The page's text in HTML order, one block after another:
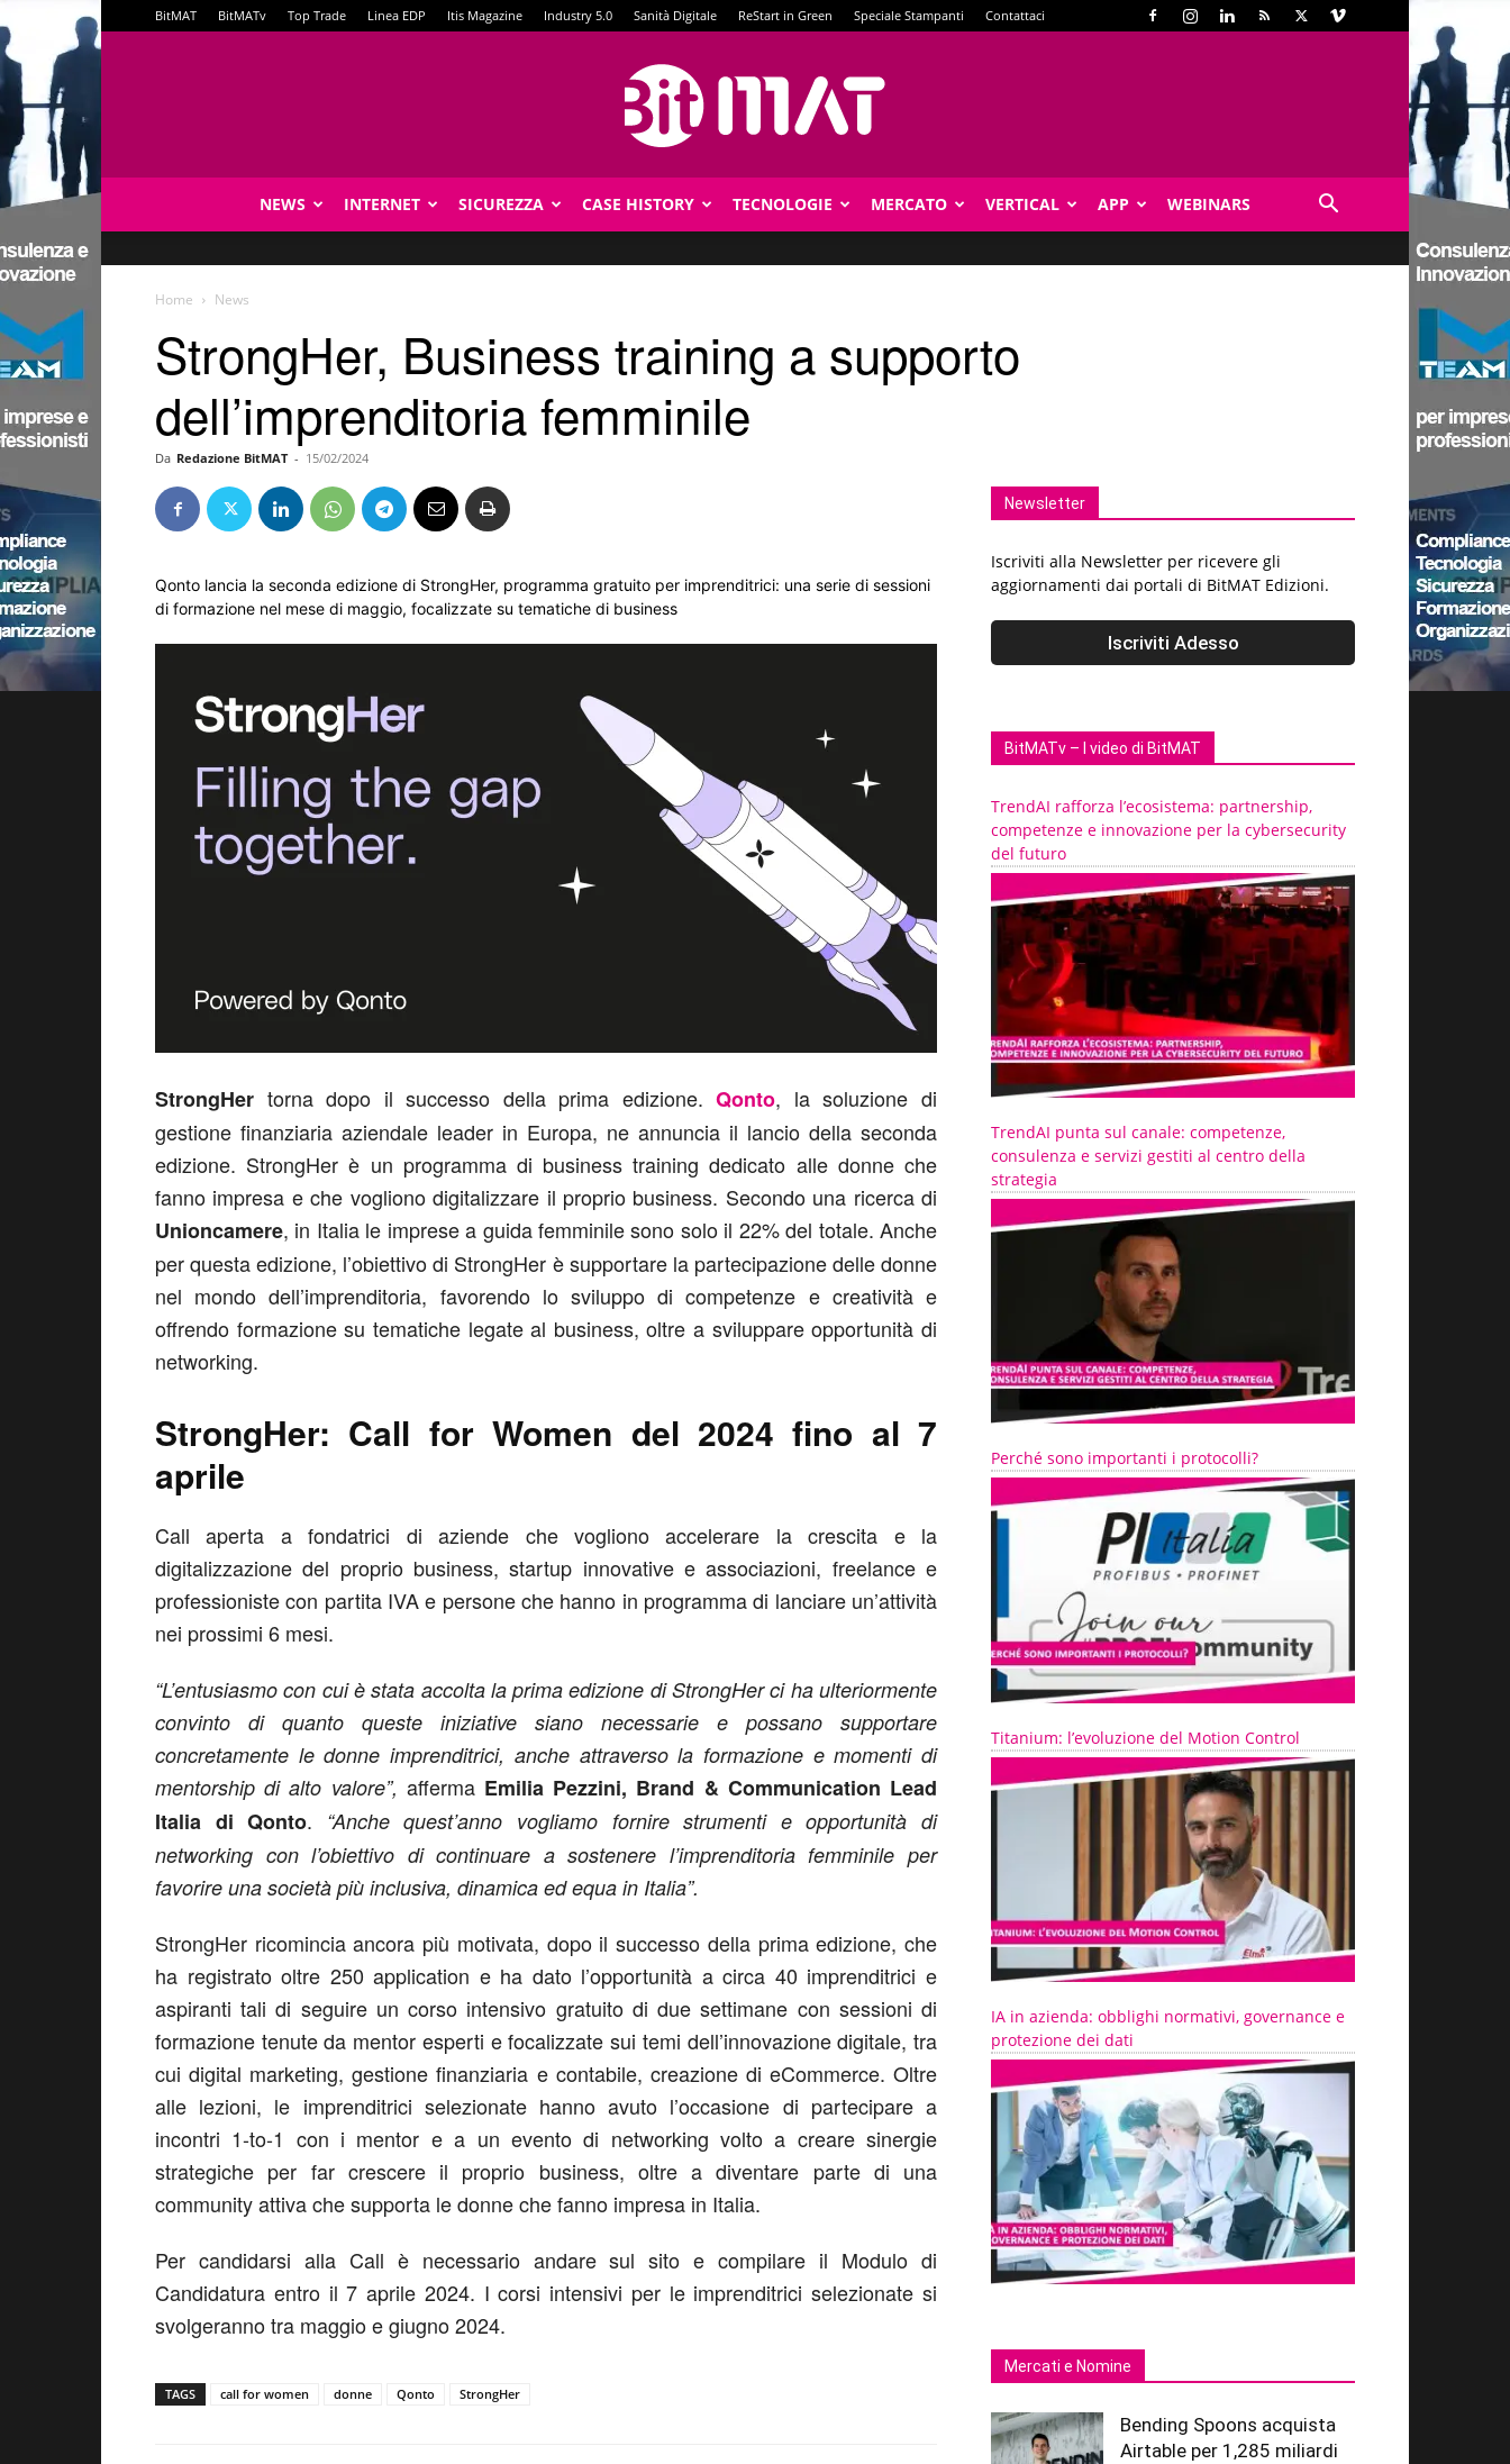
BitMAT BitMATv Top Trade Linea EDP Itis Magazine Industry 5.0 Sanità Digitale ReStart in Green Speciale Stampanti Contattaci
NEWS INTERNET SICUREZZA CASE HISTORY TECNOLOGIE MERCATO VERTICAL APP WEBINARS
Home News
StrongHer, Business training a supporto
dell’imprenditoria femminile
Da Redazione BitMAT - 15/02/2024
Qonto lancia la seconda edizione di StrongHer, programma gratuito per imprenditrici: una serie di sessioni
di formazione nel mese di maggio, focalizzate su tematiche di business
StrongHer torna dopo il successo della prima edizione. Qonto, la soluzione di
gestione finanziaria aziendale leader in Europa, ne annuncia il lancio della seconda
edizione. StrongHer è un programma di business training dedicato alle donne che
fanno impresa e che vogliono digitalizzare il proprio business. Secondo una ricerca di
Unioncamere, in Italia le imprese a guida femminile sono solo il 22% del totale. Anche
per questa edizione, l’obiettivo di StrongHer è supportare la partecipazione delle donne
nel mondo dell’imprenditoria, favorendo lo sviluppo di competenze e creatività e
offrendo formazione su tematiche legate al business, oltre a sviluppare opportunità di
networking.
StrongHer: Call for Women del 2024 fino al 7
aprile
Call aperta a fondatrici di aziende che vogliono accelerare la crescita e la
digitalizzazione del proprio business, startup innovative e associazioni, freelance e
professioniste con partita IVA e persone che hanno in programma di lanciare un’attività
nei prossimi 6 mesi.
“L’entusiasmo con cui è stata accolta la prima edizione di StrongHer ci ha ulteriormente
convinto di quanto queste iniziative siano necessarie e possano supportare
concretamente le donne imprenditrici, anche attraverso la formazione e momenti di
mentorship di alto valore”, afferma Emilia Pezzini, Brand & Communication Lead
Italia di Qonto. “Anche quest’anno vogliamo fornire strumenti e opportunità di
networking con l’obiettivo di continuare a sostenere l’imprenditoria femminile per
favorire una società più inclusiva, dinamica ed equa in Italia”.
StrongHer ricomincia ancora più motivata, dopo il successo della prima edizione, che
ha registrato oltre 250 application e ha dato l’opportunità a circa 40 imprenditrici e
aspiranti tali di seguire un corso intensivo gratuito di due settimane con sessioni di
formazione tenute da mentor esperti e focalizzate sui temi dell’innovazione digitale, tra
cui digital marketing, gestione finanziaria e contabile, creazione di eCommerce. Oltre
alle lezioni, le imprenditrici selezionate hanno avuto l’occasione di partecipare a
incontri 1-to-1 con i mentor e a un evento di networking volto a creare sinergie
strategiche per far crescere il proprio business, oltre a diventare parte di una
community attiva che supporta le donne che fanno impresa in Italia.
Per candidarsi alla Call è necessario andare sul sito e compilare il Modulo di
Candidatura entro il 7 aprile 2024. I corsi intensivi per le imprenditrici selezionate si
svolgeranno tra maggio e giugno 2024.
TAGS call for women donne Qonto StrongHer
Newsletter
Iscriviti alla Newsletter per ricevere gli
aggiornamenti dai portali di BitMAT Edizioni.
BitMATv – I video di BitMAT
TrendAI rafforza l’ecosistema: partnership,
competenze e innovazione per la cybersecurity
del futuro
TrendAI punta sul canale: competenze,
consulenza e servizi gestiti al centro della
strategia
Perché sono importanti i protocolli?
Titanium: l’evoluzione del Motion Control
IA in azienda: obblighi normativi, governance e
protezione dei dati
Mercati e Nomine
Bending Spoons acquista
Airtable per 1,285 miliardi